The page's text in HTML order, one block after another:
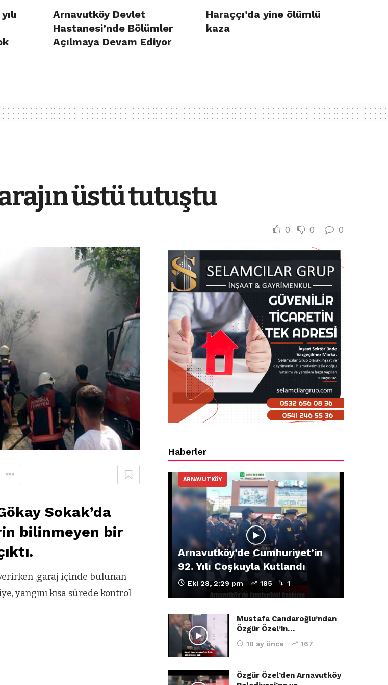
Arnavutköy Devlet
Hastanesi’nde Bölümler
Açılmaya Devam Ediyor
Haraççı’da yine ölümlü
kaza
üstü tutuştu
0 0 0
Sokak’da
bilinmeyen bir
,garaj içinde bulunan
yangını kısa sürede kontrol
Haberler
ARNAVUTKÖY
Arnavutköy’de Cumhuriyet’in
92. Yılı Coşkuyla Kutlandı
Eki 28, 2:29 pm 185 1
Mustafa Candaroğlu’ndan
Özgür Özel’in…
10 ay önce 167
Özgür Özel’den Arnavutköy